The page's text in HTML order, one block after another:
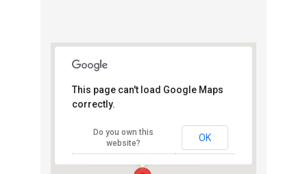
Campo XXV
Via Cimabue - Milano
View Eventi
This page can't load Google Maps
correctly.
Do you own this
website?
OK